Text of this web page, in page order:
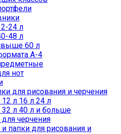
24 л
48 л
60 л
А-4
нот
для рисования и черчения
л 16 л 24 л
л 40 л и больше
черчения
папки для рисования и